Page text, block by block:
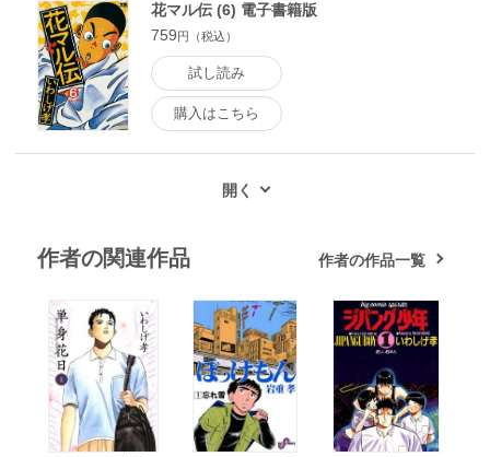
花マル伝 (6) 電子書籍版
759円（税込）
試し読み
購入はこちら
作者の関連作品 作者の作品一覧